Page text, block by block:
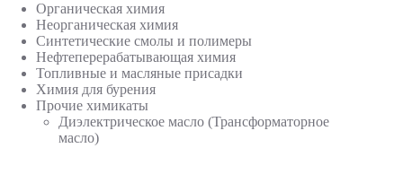
Органическая химия
Неорганическая химия
Синтетические смолы и полимеры
Нефтеперерабатывающая химия
Топливные и масляные присадки
Химия для бурения
Прочие химикаты
Диэлектрическое масло (Трансформаторное
масло)